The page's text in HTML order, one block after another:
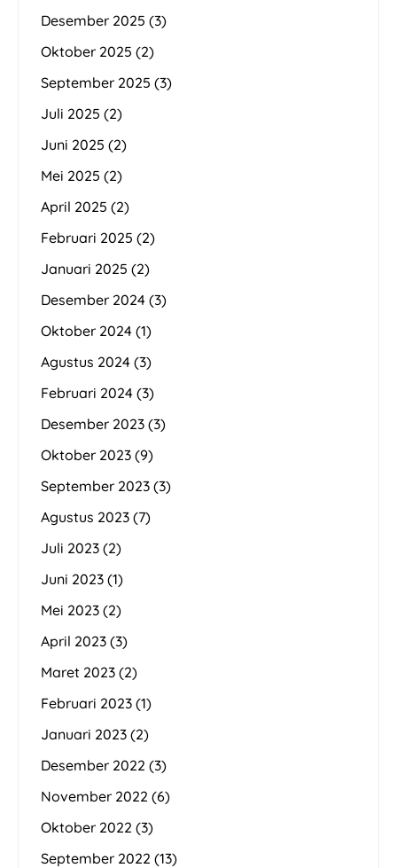
Desember 2025 (3)
Oktober 2025 (2)
September 2025 (3)
Juli 2025 (2)
Juni 2025 (2)
Mei 2025 (2)
April 2025 (2)
Februari 2025 (2)
Januari 2025 (2)
Desember 2024 (3)
Oktober 2024 (1)
Agustus 2024 (3)
Februari 2024 (3)
Desember 2023 (3)
Oktober 2023 (9)
September 2023 (3)
Agustus 2023 (7)
Juli 2023 (2)
Juni 2023 (1)
Mei 2023 (2)
April 2023 (3)
Maret 2023 (2)
Februari 2023 (1)
Januari 2023 (2)
Desember 2022 (3)
November 2022 (6)
Oktober 2022 (3)
September 2022 (13)